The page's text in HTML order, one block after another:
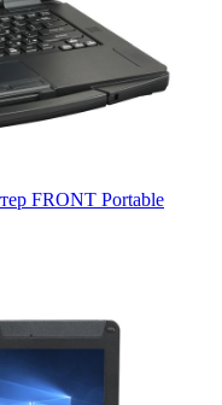
FRONT Portable